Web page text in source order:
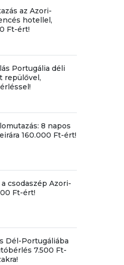
az Azori-
hotellel,
Ft-ért!
Portugália déli
repülővel,
8 napos
160.000 Ft-ért!
csodaszép Azori-
Ft-ért!
Dél-Portugáliába
7.500 Ft-